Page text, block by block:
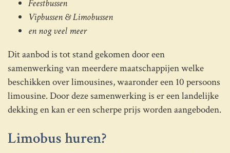
Feestbussen
Vipbussen & Limobussen
en nog veel meer
Dit aanbod is tot stand gekomen door een
samenwerking van meerdere maatschappijen welke
beschikken over limousines, waaronder een 10 persoons
limousine. Door deze samenwerking is er een landelijke
dekking en kan er een scherpe prijs worden aangeboden.
Limobus huren?